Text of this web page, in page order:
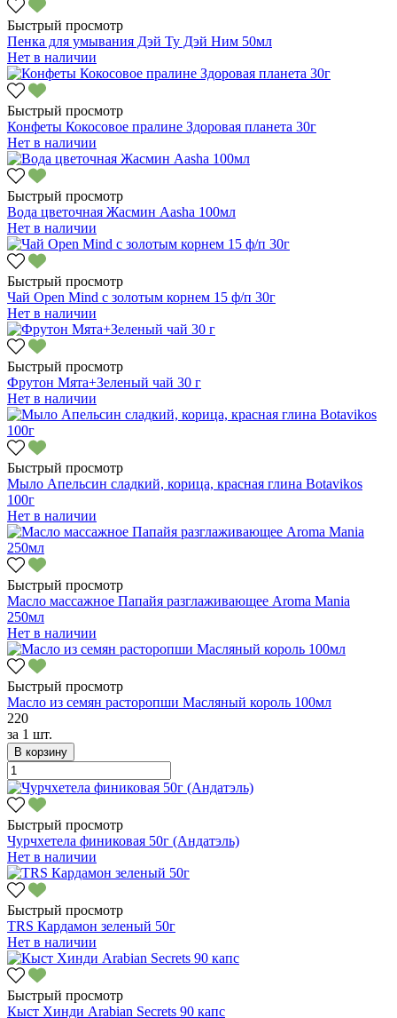
Быстрый просмотр
Пенка для умывания Дэй Ту Дэй Ним 50мл
Нет в наличии
Быстрый просмотр
Конфеты Кокосовое пралине Здоровая планета 30г
Нет в наличии
Быстрый просмотр
Вода цветочная Жасмин Aasha 100мл
Нет в наличии
Быстрый просмотр
Чай Open Mind с золотым корнем 15 ф/п 30г
Нет в наличии
Быстрый просмотр
Фрутон Мята+Зеленый чай 30 г
Нет в наличии
Быстрый просмотр
Мыло Апельсин сладкий, корица, красная глина Botavikos
100г
Нет в наличии
Быстрый просмотр
Масло массажное Папайя разглаживающее Aroma Mania
250мл
Нет в наличии
Быстрый просмотр
Масло из семян расторопши Масляный король 100мл
220
за 1 шт.
В корзину
Быстрый просмотр
Чурчхетела финиковая 50г (Андатэль)
Нет в наличии
Быстрый просмотр
TRS Кардамон зеленый 50г
Нет в наличии
Быстрый просмотр
Кыст Хинди Arabian Secrets 90 капс